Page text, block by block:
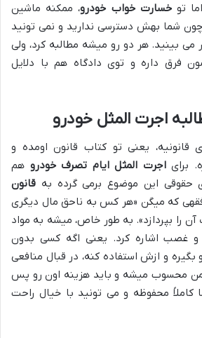
توخسارت خواب خودرو، ممکنه ماشین
شما بهش دسترسی ندارید و نمی تونید
می بینید. هر دو رو میشه مطالبه کرد، ولی
فرق داره و توی دادگاه هم با دلایل
اجرت المثل خودرو
یعنی تو کتاب قانون اومده و
برایاجرت المثل ایام تصرف خودرو هم
حقوقی این موضوع برمی گرده به قانون
که میگن «هر کس به ناحق مال دیگری
آن را بپردازد». به طور خاص، میشه به مواد
و غصب اشاره کرد. یعنی اگه کسی بدون
و ازش استفاده کنه، در قبال منافعی
محسوب میشه و باید هزینه اون رو پس
محفوظه و می تونید با خیال راحت